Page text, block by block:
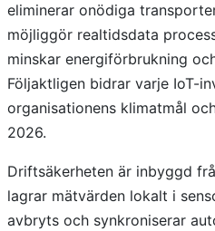
eliminerar onödiga
möjliggör realtidsdata
minskar energiförbrukning
Följaktligen bidrar varje IoT-
organisationens klimatmål
2026.
Driftsäkerheten är inbyggd
lagrar mätvärden lokalt i
avbryts och synkroniserar